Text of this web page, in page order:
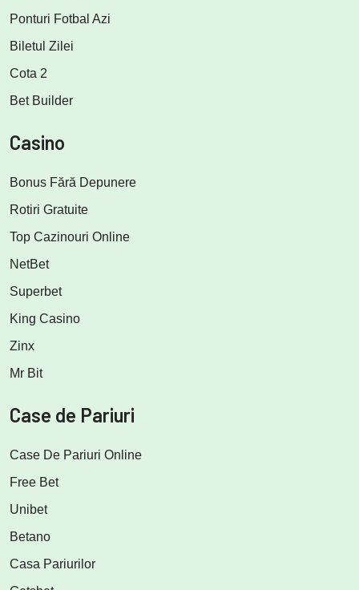
Ponturi Fotbal Azi
Biletul Zilei
Cota 2
Bet Builder
Casino
Bonus Fără Depunere
Rotiri Gratuite
Top Cazinouri Online
NetBet
Superbet
King Casino
Zinx
Mr Bit
Case de Pariuri
Case De Pariuri Online
Free Bet
Unibet
Betano
Casa Pariurilor